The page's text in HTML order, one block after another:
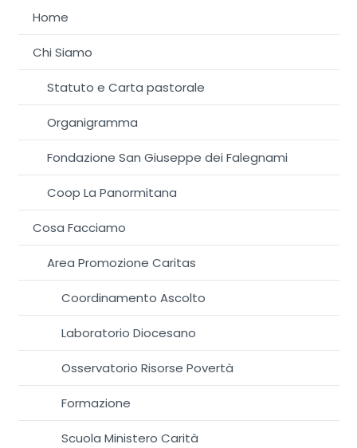
Home
Chi Siamo
Statuto e Carta pastorale
Organigramma
Fondazione San Giuseppe dei Falegnami
Coop La Panormitana
Cosa Facciamo
Area Promozione Caritas
Coordinamento Ascolto
Laboratorio Diocesano
Osservatorio Risorse Povertà
Formazione
Scuola Ministero Carità